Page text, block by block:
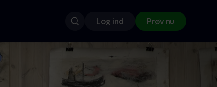
Log ind Prøv nu